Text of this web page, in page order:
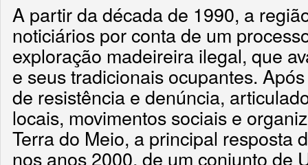
A partir da década de 1990, a
noticiários por conta de um
exploração madeireira ilegal, que
e seus tradicionais ocupantes.
de resistência e denúncia,
locais, movimentos sociais e
Terra do Meio, a principal resposta
nos anos 2000, de um conjunto de